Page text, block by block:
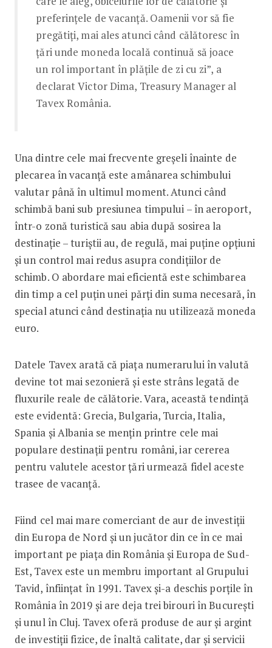
preferințele de vacanță. Oamenii vor să fie
pregătiți, mai ales atunci când călătoresc în
țări unde moneda locală continuă să joace
un rol important în plățile de zi cu zi”, a
declarat Victor Dima, Treasury Manager al
Tavex România.
Una dintre cele mai frecvente greșeli înainte de
plecarea în vacanță este amânarea schimbului
valutar până în ultimul moment. Atunci când
schimbă bani sub presiunea timpului – în aeroport,
într-o zonă turistică sau abia după sosirea la
destinație – turiștii au, de regulă, mai puține opțiuni
și un control mai redus asupra condițiilor de
schimb. O abordare mai eficientă este schimbarea
din timp a cel puțin unei părți din suma necesară, în
special atunci când destinația nu utilizează moneda
euro.
Datele Tavex arată că piața numerarului în valută
devine tot mai sezonieră și este strâns legată de
fluxurile reale de călătorie. Vara, această tendință
este evidentă: Grecia, Bulgaria, Turcia, Italia,
Spania și Albania se mențin printre cele mai
populare destinații pentru români, iar cererea
pentru valutele acestor țări urmează fidel aceste
trasee de vacanță.
Fiind cel mai mare comerciant de aur de investiții
din Europa de Nord și un jucător din ce în ce mai
important pe piața din România și Europa de Sud-
Est, Tavex este un membru important al Grupului
Tavid, înființat în 1991. Tavex și-a deschis porțile în
România în 2019 și are deja trei birouri în București
și unul în Cluj. Tavex oferă produse de aur și argint
de investiții fizice, de înaltă calitate, dar și servicii